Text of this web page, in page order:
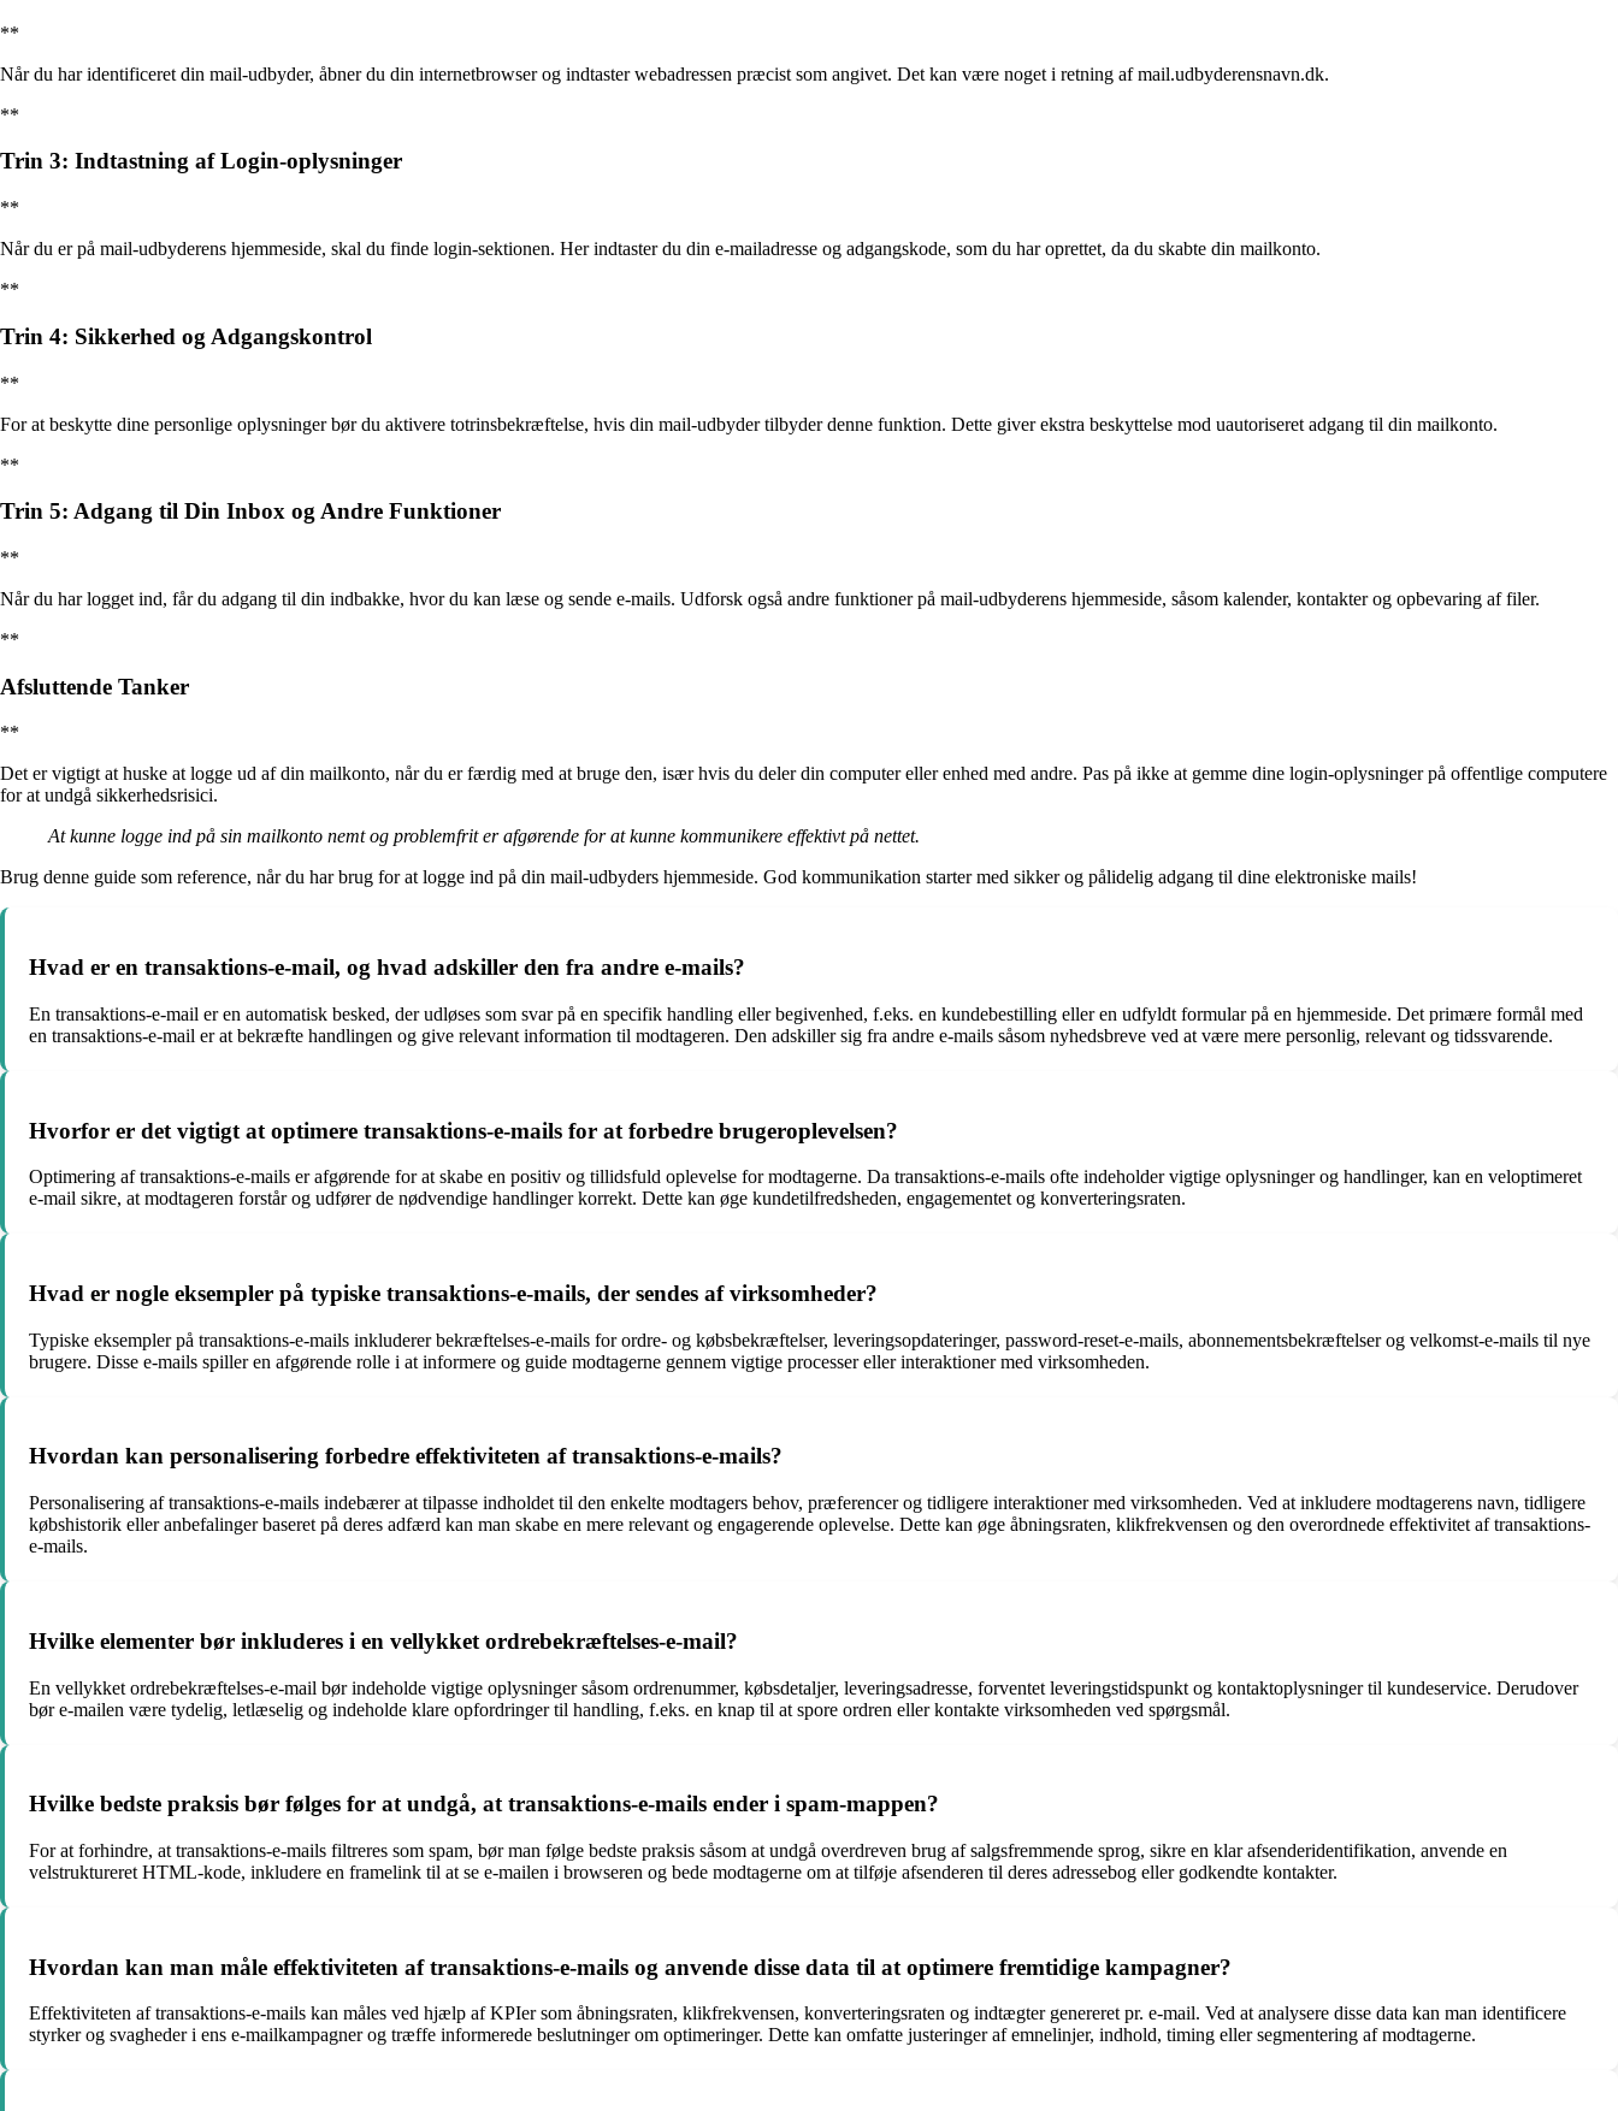
**
Når du har identificeret din mail-udbyder, åbner du din internetbrowser og indtaster webadressen præcist som angivet. Det kan være noget i retning af mail.udbyderensnavn.dk.
**
Trin 3: Indtastning af Login-oplysninger
**
Når du er på mail-udbyderens hjemmeside, skal du finde login-sektionen. Her indtaster du din e-mailadresse og adgangskode, som du har oprettet, da du skabte din mailkonto.
**
Trin 4: Sikkerhed og Adgangskontrol
**
For at beskytte dine personlige oplysninger bør du aktivere totrinsbekræftelse, hvis din mail-udbyder tilbyder denne funktion. Dette giver ekstra beskyttelse mod uautoriseret adgang til din mailkonto.
**
Trin 5: Adgang til Din Inbox og Andre Funktioner
**
Når du har logget ind, får du adgang til din indbakke, hvor du kan læse og sende e-mails. Udforsk også andre funktioner på mail-udbyderens hjemmeside, såsom kalender, kontakter og opbevaring af filer.
**
Afsluttende Tanker
**
Det er vigtigt at huske at logge ud af din mailkonto, når du er færdig med at bruge den, især hvis du deler din computer eller enhed med andre. Pas på ikke at gemme dine login-oplysninger på offentlige computere
for at undgå sikkerhedsrisici.
At kunne logge ind på sin mailkonto nemt og problemfrit er afgørende for at kunne kommunikere effektivt på nettet.
Brug denne guide som reference, når du har brug for at logge ind på din mail-udbyders hjemmeside. God kommunikation starter med sikker og pålidelig adgang til dine elektroniske mails!
Hvad er en transaktions-e-mail, og hvad adskiller den fra andre e-mails?
En transaktions-e-mail er en automatisk besked, der udløses som svar på en specifik handling eller begivenhed, f.eks. en kundebestilling eller en udfyldt formular på en hjemmeside. Det primære formål med
en transaktions-e-mail er at bekræfte handlingen og give relevant information til modtageren. Den adskiller sig fra andre e-mails såsom nyhedsbreve ved at være mere personlig, relevant og tidssvarende.
Hvorfor er det vigtigt at optimere transaktions-e-mails for at forbedre brugeroplevelsen?
Optimering af transaktions-e-mails er afgørende for at skabe en positiv og tillidsfuld oplevelse for modtagerne. Da transaktions-e-mails ofte indeholder vigtige oplysninger og handlinger, kan en veloptimeret
e-mail sikre, at modtageren forstår og udfører de nødvendige handlinger korrekt. Dette kan øge kundetilfredsheden, engagementet og konverteringsraten.
Hvad er nogle eksempler på typiske transaktions-e-mails, der sendes af virksomheder?
Typiske eksempler på transaktions-e-mails inkluderer bekræftelses-e-mails for ordre- og købsbekræftelser, leveringsopdateringer, password-reset-e-mails, abonnementsbekræftelser og velkomst-e-mails til nye
brugere. Disse e-mails spiller en afgørende rolle i at informere og guide modtagerne gennem vigtige processer eller interaktioner med virksomheden.
Hvordan kan personalisering forbedre effektiviteten af transaktions-e-mails?
Personalisering af transaktions-e-mails indebærer at tilpasse indholdet til den enkelte modtagers behov, præferencer og tidligere interaktioner med virksomheden. Ved at inkludere modtagerens navn, tidligere
købshistorik eller anbefalinger baseret på deres adfærd kan man skabe en mere relevant og engagerende oplevelse. Dette kan øge åbningsraten, klikfrekvensen og den overordnede effektivitet af transaktions-
e-mails.
Hvilke elementer bør inkluderes i en vellykket ordrebekræftelses-e-mail?
En vellykket ordrebekræftelses-e-mail bør indeholde vigtige oplysninger såsom ordrenummer, købsdetaljer, leveringsadresse, forventet leveringstidspunkt og kontaktoplysninger til kundeservice. Derudover
bør e-mailen være tydelig, letlæselig og indeholde klare opfordringer til handling, f.eks. en knap til at spore ordren eller kontakte virksomheden ved spørgsmål.
Hvilke bedste praksis bør følges for at undgå, at transaktions-e-mails ender i spam-mappen?
For at forhindre, at transaktions-e-mails filtreres som spam, bør man følge bedste praksis såsom at undgå overdreven brug af salgsfremmende sprog, sikre en klar afsenderidentifikation, anvende en
velstruktureret HTML-kode, inkludere en framelink til at se e-mailen i browseren og bede modtagerne om at tilføje afsenderen til deres adressebog eller godkendte kontakter.
Hvordan kan man måle effektiviteten af transaktions-e-mails og anvende disse data til at optimere fremtidige kampagner?
Effektiviteten af transaktions-e-mails kan måles ved hjælp af KPIer som åbningsraten, klikfrekvensen, konverteringsraten og indtægter genereret pr. e-mail. Ved at analysere disse data kan man identificere
styrker og svagheder i ens e-mailkampagner og træffe informerede beslutninger om optimeringer. Dette kan omfatte justeringer af emnelinjer, indhold, timing eller segmentering af modtagerne.